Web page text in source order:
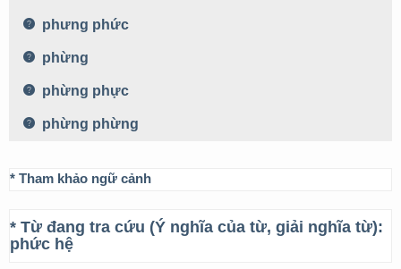
phưng phức
phừng
phừng phực
phừng phừng
* Tham khảo ngữ cảnh
* Từ đang tra cứu (Ý nghĩa của từ, giải nghĩa từ):
phức hệ